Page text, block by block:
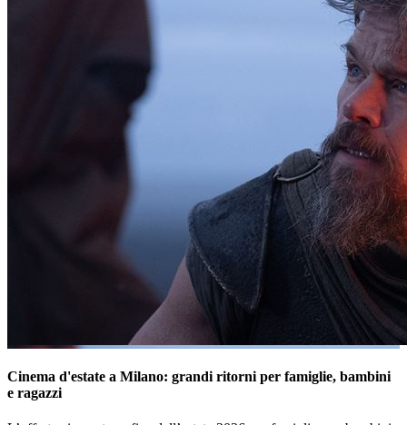
Cinema d'estate a Milano: grandi ritorni per famiglie, bambini
e ragazzi